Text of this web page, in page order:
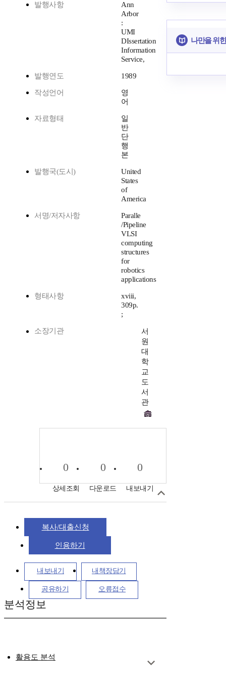
발행사항
Ann
Arbor
:
UMI
DIssertation
Information
Service,
발행연도 1989
작성언어
영
어
자료형태
일
반
단
행
본
발행국(도시)
United
States
of
America
서명/저자사항
Paralle
/Pipeline
VLSI
computing
structures
for
robotics
applications
형태사항
xviii,
309p.
;
소장기관
서
원
대
학
교
도
서
관
0
상세조회
0
다운로드
0
내보내기
복사/대출신청
인용하기
내보내기 내책장담기
공유하기 오류접수
분석정보
활용도 분석
나만을 위